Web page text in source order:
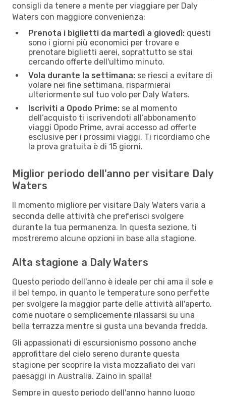
consigli da tenere a mente per viaggiare per Daly
Waters con maggiore convenienza:
Prenota i biglietti da martedì a giovedì: questi
sono i giorni più economici per trovare e
prenotare biglietti aerei, soprattutto se stai
cercando offerte dell'ultimo minuto.
Vola durante la settimana: se riesci a evitare di
volare nei fine settimana, risparmierai
ulteriormente sul tuo volo per Daly Waters.
Iscriviti a Opodo Prime: se al momento
dell’acquisto ti iscrivendoti all’abbonamento
viaggi Opodo Prime, avrai accesso ad offerte
esclusive per i prossimi viaggi. Ti ricordiamo che
la prova gratuita è di 15 giorni.
Miglior periodo dell'anno per visitare Daly
Waters
Il momento migliore per visitare Daly Waters varia a
seconda delle attività che preferisci svolgere
durante la tua permanenza. In questa sezione, ti
mostreremo alcune opzioni in base alla stagione.
Alta stagione a Daly Waters
Questo periodo dell'anno è ideale per chi ama il sole e
il bel tempo, in quanto le temperature sono perfette
per svolgere la maggior parte delle attività all'aperto,
come nuotare o semplicemente rilassarsi su una
bella terrazza mentre si gusta una bevanda fredda.
Gli appassionati di escursionismo possono anche
approfittare del cielo sereno durante questa
stagione per scoprire la vista mozzafiato dei vari
paesaggi in Australia. Zaino in spalla!
Sempre in questo periodo dell'anno hanno luogo